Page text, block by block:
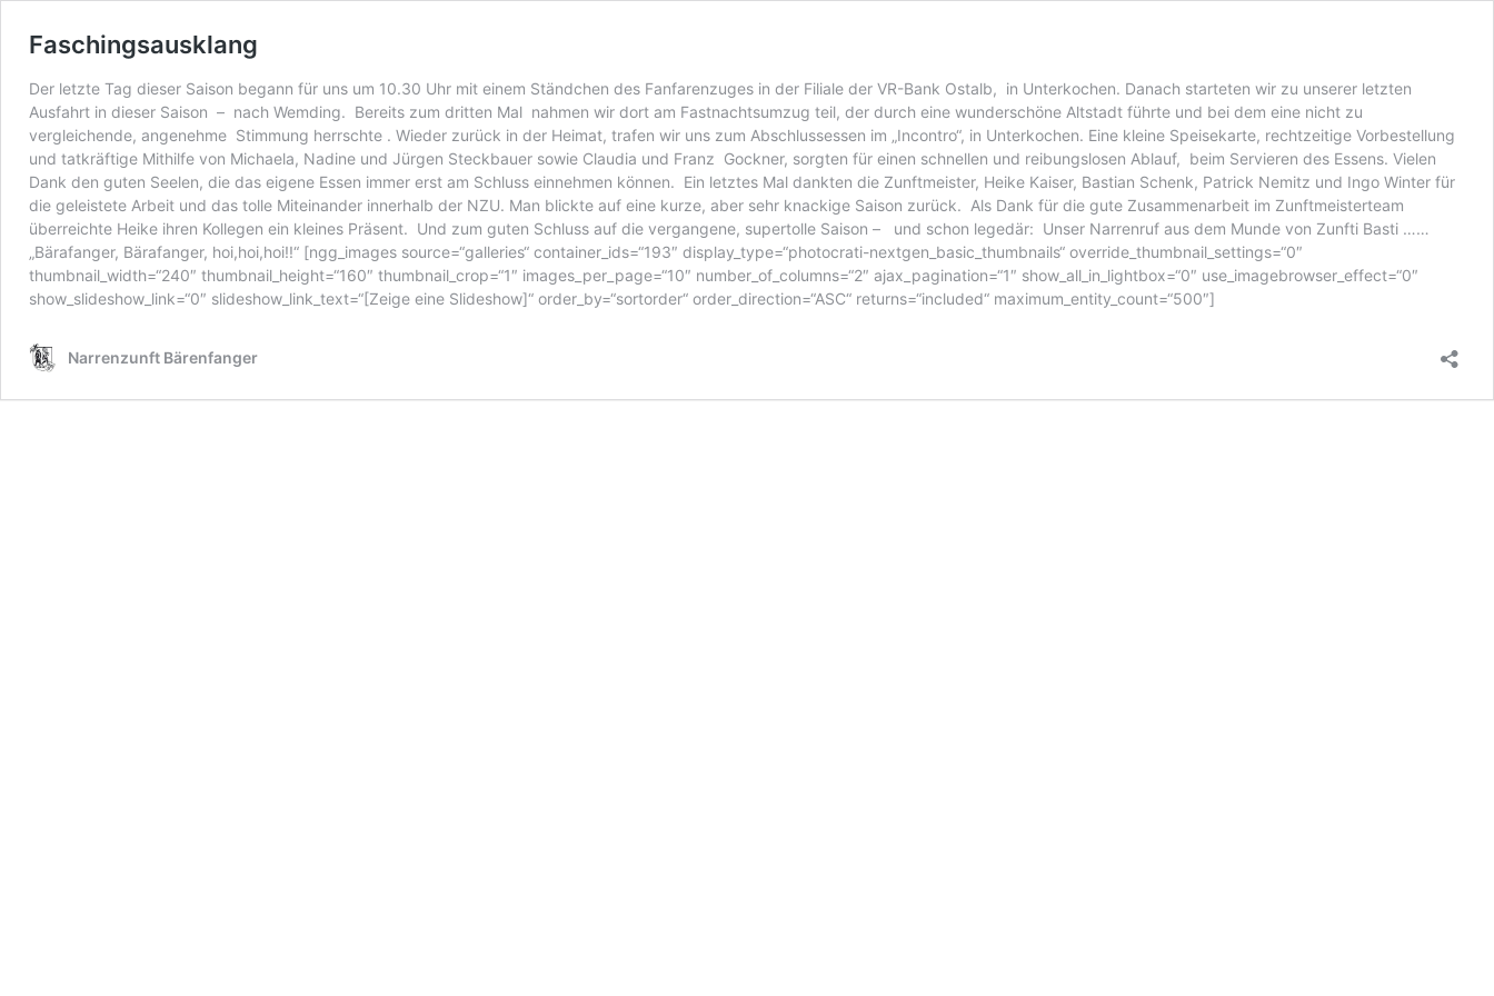
Faschingsausklang
Der letzte Tag dieser Saison begann für uns um 10.30 Uhr mit einem Ständchen des Fanfarenzuges in der Filiale der VR-Bank Ostalb, in Unterkochen. Danach starteten wir zu unserer letzten
Ausfahrt in dieser Saison – nach Wemding. Bereits zum dritten Mal nahmen wir dort am Fastnachtsumzug teil, der durch eine wunderschöne Altstadt führte und bei dem eine nicht zu
vergleichende, angenehme Stimmung herrschte . Wieder zurück in der Heimat, trafen wir uns zum Abschlussessen im „Incontro“, in Unterkochen. Eine kleine Speisekarte, rechtzeitige Vorbestellung
und tatkräftige Mithilfe von Michaela, Nadine und Jürgen Steckbauer sowie Claudia und Franz Gockner, sorgten für einen schnellen und reibungslosen Ablauf, beim Servieren des Essens. Vielen
Dank den guten Seelen, die das eigene Essen immer erst am Schluss einnehmen können. Ein letztes Mal dankten die Zunftmeister, Heike Kaiser, Bastian Schenk, Patrick Nemitz und Ingo Winter für
die geleistete Arbeit und das tolle Miteinander innerhalb der NZU. Man blickte auf eine kurze, aber sehr knackige Saison zurück. Als Dank für die gute Zusammenarbeit im Zunftmeisterteam
überreichte Heike ihren Kollegen ein kleines Präsent. Und zum guten Schluss auf die vergangene, supertolle Saison – und schon legedär: Unser Narrenruf aus dem Munde von Zunfti Basti ……
„Bärafanger, Bärafanger, hoi,hoi,hoi!!“ [ngg_images source=“galleries“ container_ids=“193″ display_type=“photocrati-nextgen_basic_thumbnails“ override_thumbnail_settings=“0″
thumbnail_width=“240″ thumbnail_height=“160″ thumbnail_crop=“1″ images_per_page=“10″ number_of_columns=“2″ ajax_pagination=“1″ show_all_in_lightbox=“0″ use_imagebrowser_effect=“0″
show_slideshow_link=“0″ slideshow_link_text=“[Zeige eine Slideshow]“ order_by=“sortorder“ order_direction=“ASC“ returns=“included“ maximum_entity_count=“500″]
Narrenzunft Bärenfanger